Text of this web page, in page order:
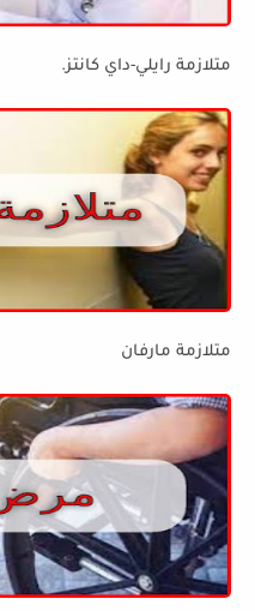
متلازمة رايلي-داي كانتز.
متلازمة مارفان